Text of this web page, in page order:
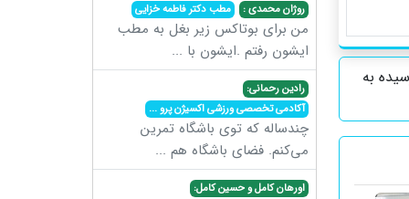
به
روژان محمدی : مطب دکتر فاطمه خزایی
من برای بوتاکس زیر بغل به مطب
ایشون رفتم .ایشون با ...
رادین رحمانی:
آکادمی تخصصی ورزشی اکسیژن پرو...
چندساله که توی باشگاه تمرین
می‌کنم. فضای باشگاه هم ...
اورهان کامل و حسین کامل: